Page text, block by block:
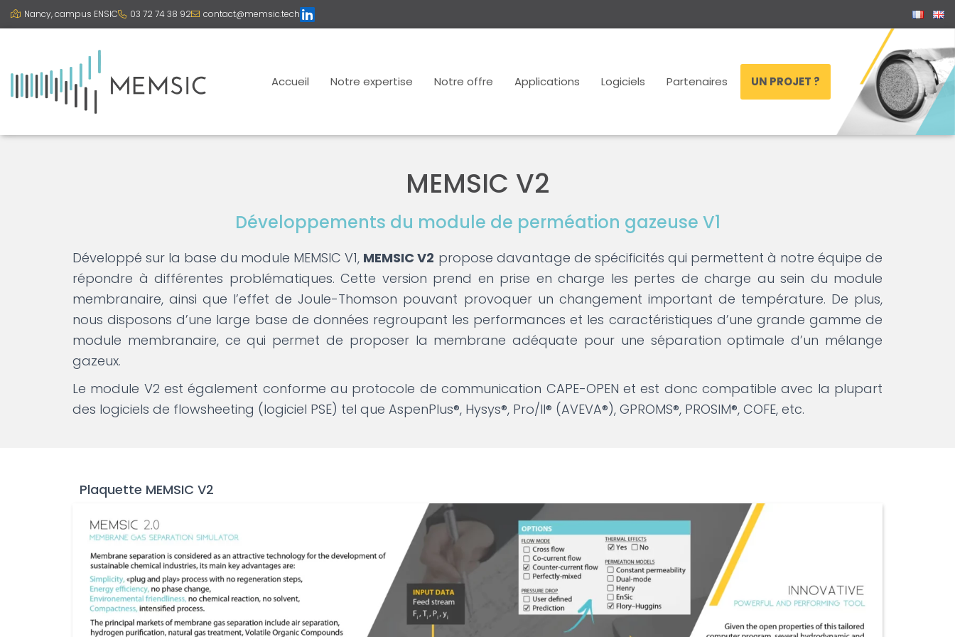
Nancy, campus ENSIC 03 72 74 38 92 contact@memsic.tech
Accueil Notre expertise Notre offre Applications Logiciels Partenaires UN PROJET ?
MEMSIC V2
Développements du module de perméation gazeuse V1
Développé sur la base du module MEMSIC V1, MEMSIC V2 propose davantage de spécificités qui permettent à notre équipe de
répondre à différentes problématiques. Cette version prend en prise en charge les pertes de charge au sein du module
membranaire, ainsi que l’effet de Joule-Thomson pouvant provoquer un changement important de température. De plus,
nous disposons d’une large base de données regroupant les performances et les caractéristiques d’une grande gamme de
module membranaire, ce qui permet de proposer la membrane adéquate pour une séparation optimale d’un mélange
gazeux.
Le module V2 est également conforme au protocole de communication CAPE-OPEN et est donc compatible avec la plupart
des logiciels de flowsheeting (logiciel PSE) tel que AspenPlus®, Hysys®, Pro/II® (AVEVA®), GPROMS®, PROSIM®, COFE, etc.
Plaquette MEMSIC V2